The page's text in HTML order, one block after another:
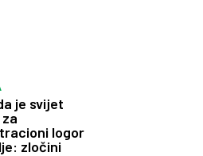
je svijet
logor
zločini